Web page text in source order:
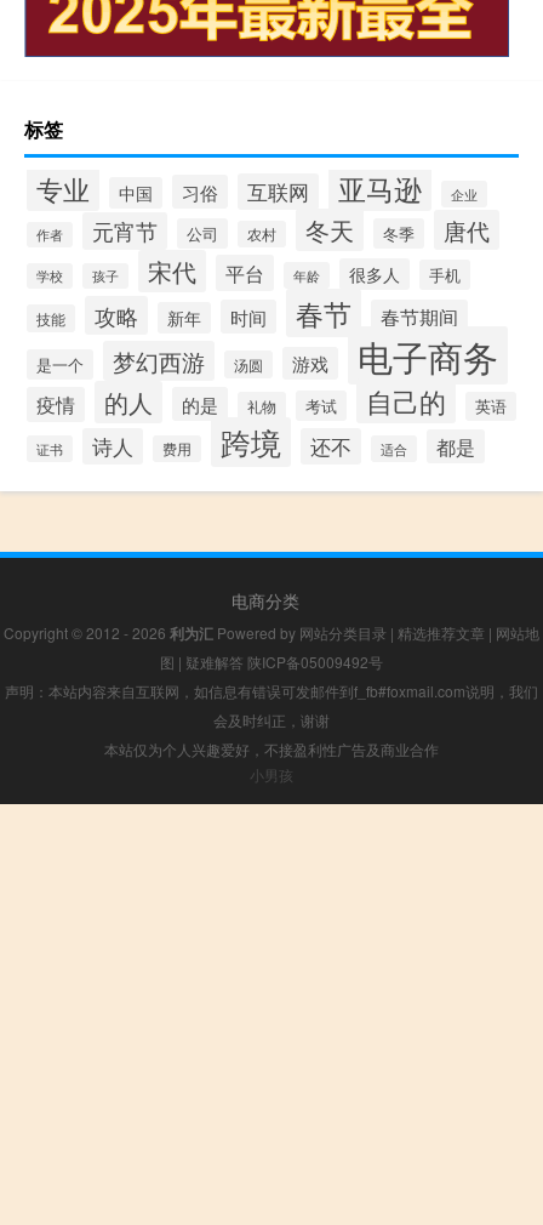
标签
专业 中国 习俗 互联网 亚马逊 企业
作者 元宵节 公司 农村 冬天 冬季 唐代
学校 孩子 宋代 平台 年龄 很多人 手机
技能 攻略 新年 时间 春节 春节期间
是一个 梦幻西游 汤圆 游戏 电子商务
疫情 的人 的是 礼物 考试 自己的 英语
证书 诗人 费用 跨境 还不 适合 都是
电商分类
Copyright © 2012 - 2026 利为汇 Powered by 网站分类目录 | 精选推荐文章 | 网站地
图 | 疑难解答 陕ICP备05009492号
声明：本站内容来自互联网，如信息有错误可发邮件到f_fb#foxmail.com说明，我们
会及时纠正，谢谢
本站仅为个人兴趣爱好，不接盈利性广告及商业合作
小男孩